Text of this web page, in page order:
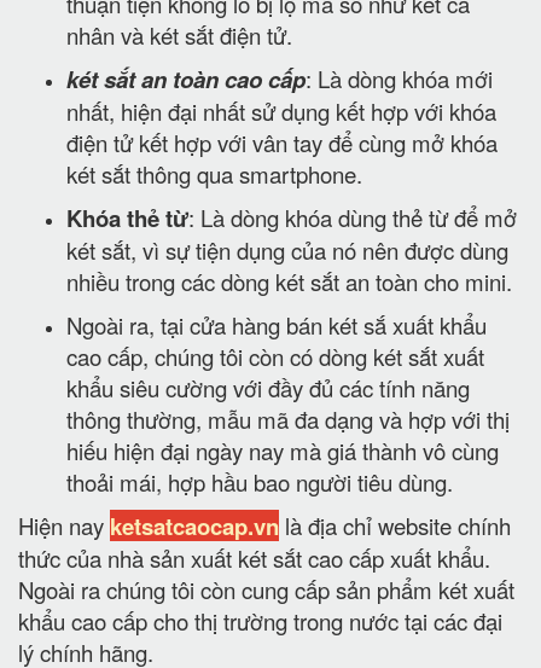
nhân và két sắt điện tử.
két sắt an toàn cao cấp: Là dòng khóa mới
nhất, hiện đại nhất sử dụng kết hợp với khóa
điện tử kết hợp với vân tay để cùng mở khóa
két sắt thông qua smartphone.
Khóa thẻ từ: Là dòng khóa dùng thẻ từ để mở
két sắt, vì sự tiện dụng của nó nên được dùng
nhiều trong các dòng két sắt an toàn cho mini.
Ngoài ra, tại cửa hàng bán két sắ xuất khẩu
cao cấp, chúng tôi còn có dòng két sắt xuất
khẩu siêu cường với đầy đủ các tính năng
thông thường, mẫu mã đa dạng và hợp với thị
hiếu hiện đại ngày nay mà giá thành vô cùng
thoải mái, hợp hầu bao người tiêu dùng.
Hiện nay ketsatcaocap.vn là địa chỉ website chính
thức của nhà sản xuất két sắt cao cấp xuất khẩu.
Ngoài ra chúng tôi còn cung cấp sản phẩm két xuất
khẩu cao cấp cho thị trường trong nước tại các đại
lý chính hãng.